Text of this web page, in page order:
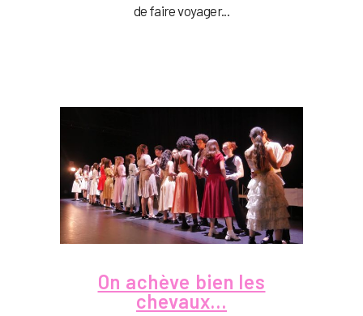
de faire voyager...
On achève bien les
chevaux…